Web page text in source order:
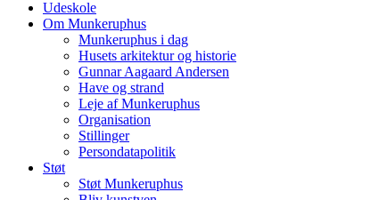
Udeskole
Om Munkeruphus
Munkeruphus i dag
Husets arkitektur og historie
Gunnar Aagaard Andersen
Have og strand
Leje af Munkeruphus
Organisation
Stillinger
Persondatapolitik
Støt
Støt Munkeruphus